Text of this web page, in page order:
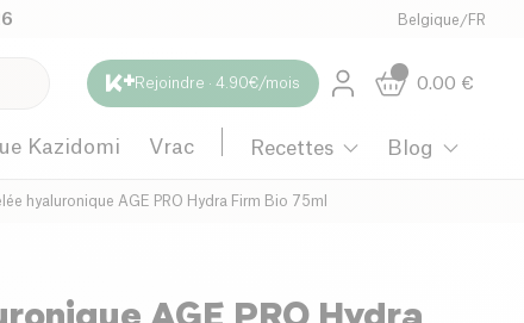
Belgique /FR
Rejoindre · 4.90€/mois 0.00 €
Kazidomi Vrac Recettes Blog
hyaluronique AGE PRO Hydra Firm Bio 75ml
AGE PRO Hydra